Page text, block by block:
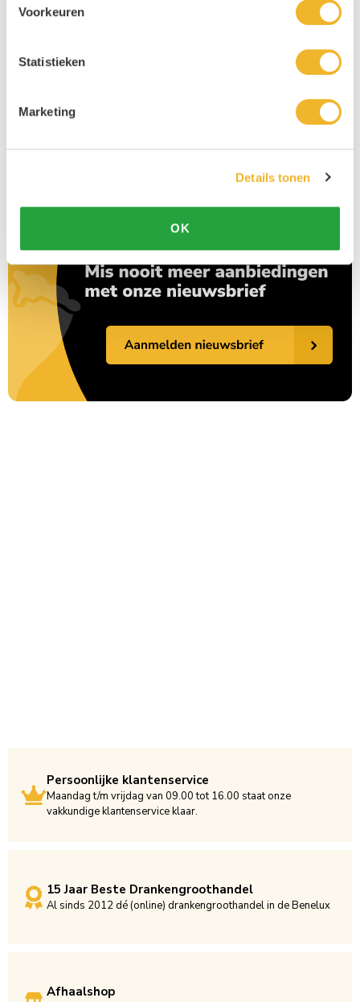
Voorkeuren
Statistieken
Marketing
Details tonen
OK
Bij Horecagoedkoop hebben we een mooi assortiment met
shiraz wijnen
laagste prijsgarantie en gratis verzending bij bestellingen vanaf €1000.
verzonden. Heeft u vragen of opmerkingen? Neem dan gerust contact op
Persoonlijke klantenservice
Maandag t/m vrijdag van 09.00 tot 16.00 staat onze
vakkundige klantenservice klaar.
15 Jaar Beste Drankengroothandel
Al sinds 2012 dé (online) drankengroothandel in de Benelux
Afhaalshop